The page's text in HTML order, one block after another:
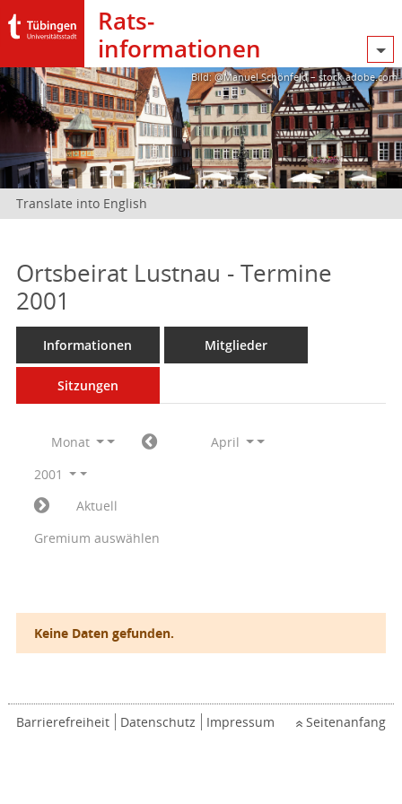
Rats­
informationen
Bild: @Manuel Schönfeld – stock.adobe.com
Translate into English
Ortsbeirat Lustnau - Termine
2001
Informationen Mitglieder
Sitzungen
Monat
April
2001
Aktuell
Gremium auswählen
Keine Daten gefunden.
Barrierefreiheit Datenschutz Impressum Seitenanfang